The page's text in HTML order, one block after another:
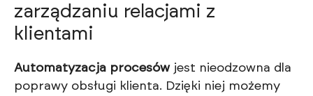
zarządzaniu relacjami z
klientami
Automatyzacja procesówjest nieodzowna dla
poprawy obsługi klienta. Dzięki niej możemy